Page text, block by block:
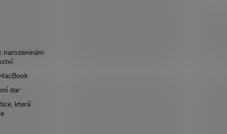
narozeninám
dar
která